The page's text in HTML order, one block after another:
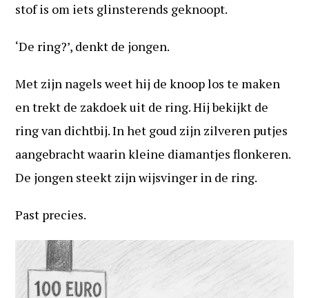
stof is om iets glinsterends geknoopt.
‘De ring?’, denkt de jongen.
Met zijn nagels weet hij de knoop los te maken
en trekt de zakdoek uit de ring. Hij bekijkt de
ring van dichtbij. In het goud zijn zilveren putjes
aangebracht waarin kleine diamantjes flonkeren.
De jongen steekt zijn wijsvinger in de ring.
Past precies.